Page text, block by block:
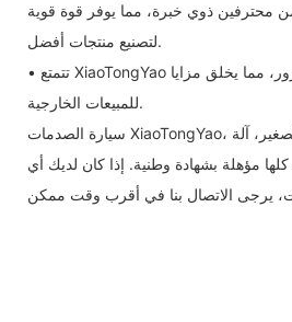
محترفين ذوي خبرة، مما يوفر قوة قوية
لتصنيع منتجات أفضل.
• تتمتع XiaoTongYao بموقع متميز مع سهولة المرور، مما يخلق مزايا
للمبيعات الخارجية.
سيارة الصدمات XiaoTongYao، السيارة السعيدة، القطار الصغير، آلة
مؤهلة بشهادة وطنية. إذا كان لديك أي